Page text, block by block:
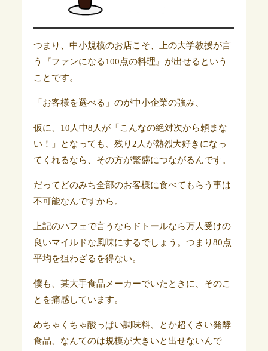
つまり、中小規模のお店こそ、上の大学教授が言
う『ファンになる100点の料理』が出せるという
ことです。
「お客様を選べる」のが中小企業の強み、
仮に、10人中8人が「こんなの絶対次から頼まな
い！」となっても、残り2人が熱烈大好きになっ
てくれるなら、その方が繁盛につながるんです。
だってどのみち全部のお客様に食べてもらう事は
不可能なんですから。
上記のパフェで言うならドトールなら万人受けの
良いマイルドな風味にするでしょう。つまり80点
平均を狙わざるを得ない。
僕も、某大手食品メーカーでいたときに、そのこ
とを痛感しています。
めちゃくちゃ酸っぱい調味料、とか超くさい発酵
食品、なんてのは規模が大きいと出せないんで